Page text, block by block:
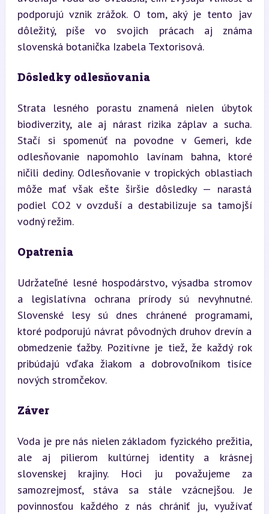
podporujú vznik zrážok. O tom, aký je tento jav
dôležitý, píše vo svojich prácach aj známa
slovenská botanička Izabela Textorisová.
Dôsledky odlesňovania
Strata lesného porastu znamená nielen úbytok
biodiverzity, ale aj nárast rizika záplav a sucha.
Stačí si spomenúť na povodne v Gemeri, kde
odlesňovanie napomohlo lavínam bahna, ktoré
ničili dediny. Odlesňovanie v tropických oblastiach
môže mať však ešte širšie dôsledky — narastá
podiel CO2 v ovzduší a destabilizuje sa tamojší
vodný režim.
Opatrenia
Udržateľné lesné hospodárstvo, výsadba stromov
a legislatívna ochrana prírody sú nevyhnutné.
Slovenské lesy sú dnes chránené programami,
ktoré podporujú návrat pôvodných druhov drevín a
obmedzenie ťažby. Pozitívne je tiež, že každý rok
pribúdajú vďaka žiakom a dobrovoľníkom tisíce
nových stromčekov.
Záver
Voda je pre nás nielen základom fyzického prežitia,
ale aj pilierom kultúrnej identity a krásnej
slovenskej krajiny. Hoci ju považujeme za
samozrejmosť, stáva sa stále vzácnejšou. Je
povinnosťou každého z nás chrániť ju, využívať